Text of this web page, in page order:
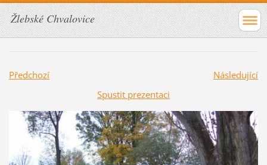
Žlebské Chvalovice
Předchozí
Následující
Spustit prezentaci